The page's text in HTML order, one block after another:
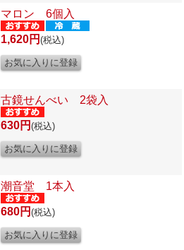
マロン 6個入
1,620円 (税込)
古鏡せんべい 2袋入
630円 (税込)
潮音堂 1本入
680円 (税込)